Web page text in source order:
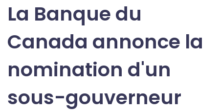
La Banque du
Canada annonce la
nomination d'un
sous-gouverneur